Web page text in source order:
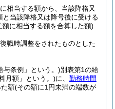
相当する額から、当該降格又
当該降格又は降号後に受ける
に相当する額を合算した額)
職時調整をされたものとした
与条例」という。)別表第1の給
月額」という。)に、 勤務時間
額(その額に1円未満の端数が